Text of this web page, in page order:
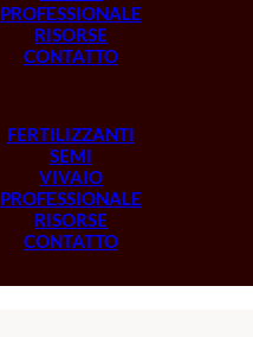
PROFESSIONALE
RISORSE
CONTATTO
FERTILIZZANTI
SEMI
VIVAIO
PROFESSIONALE
RISORSE
CONTATTO